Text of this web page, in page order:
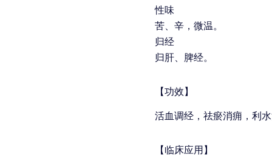
性味
苦、辛，微温。
归经
归肝、脾经。
【功效】
活血调经，祛瘀消痈，利
【临床应用】